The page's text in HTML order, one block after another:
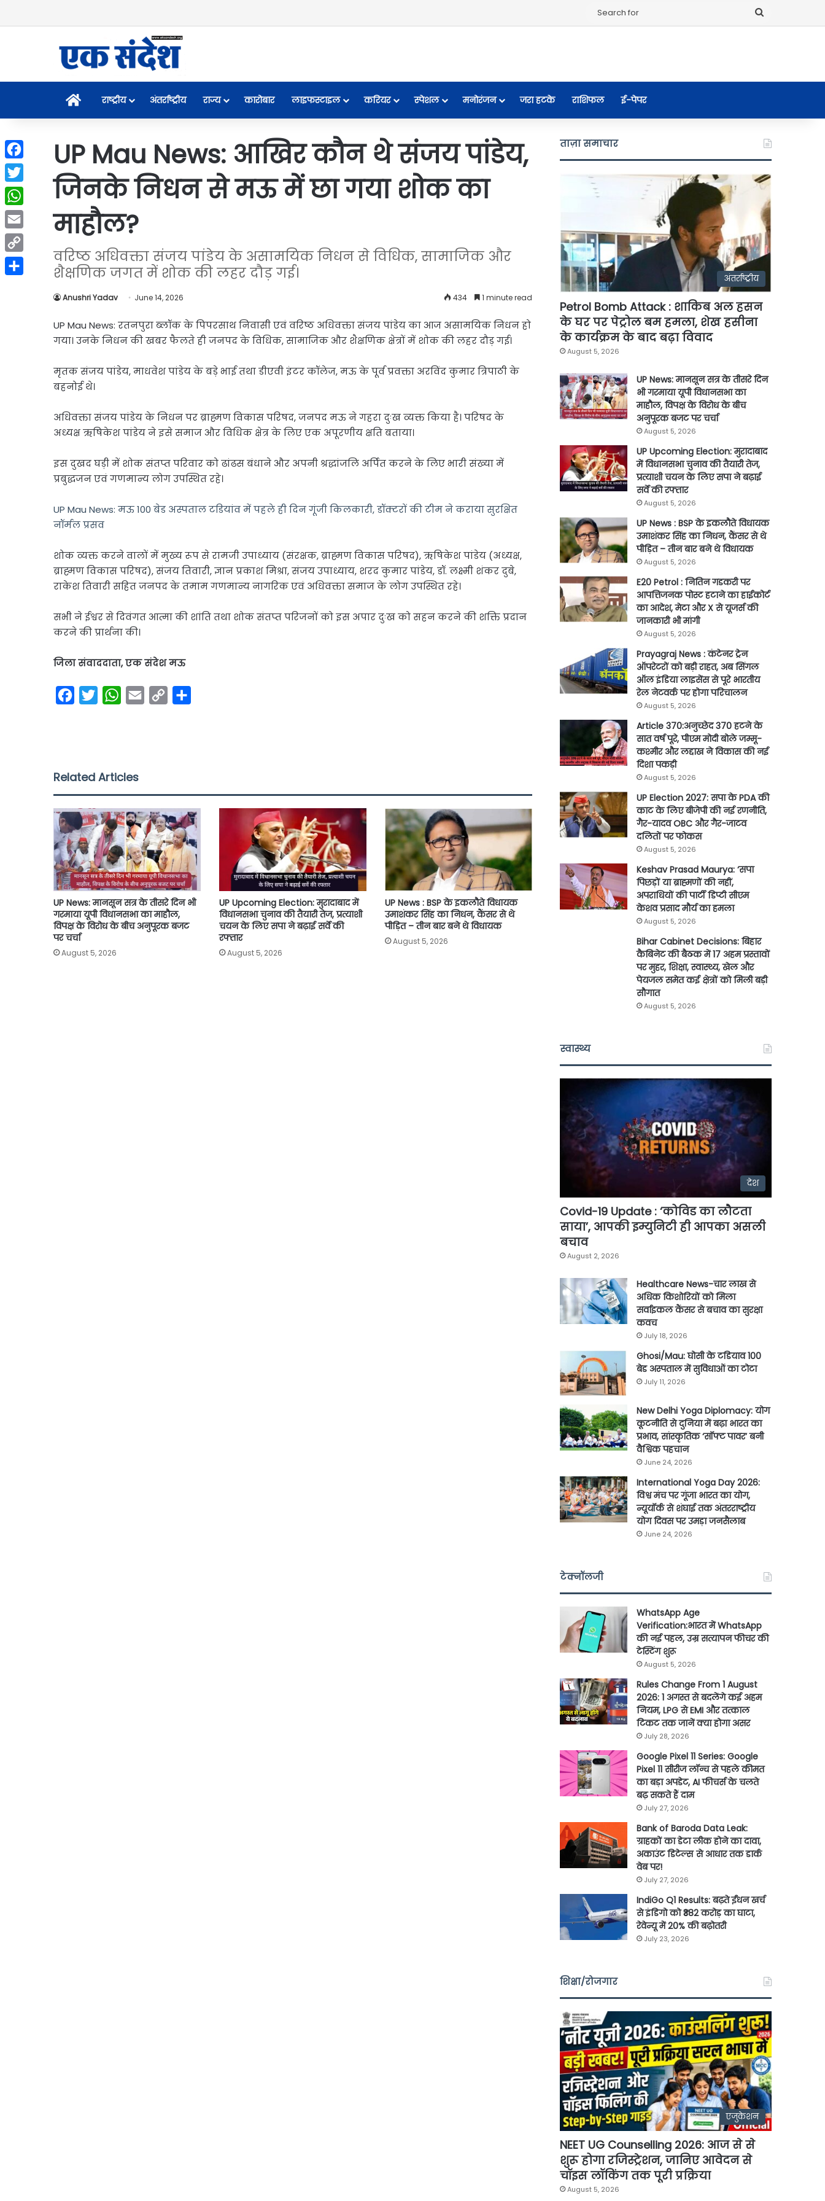
Homeराष्ट्रीय अंतर्राष्ट्रीय राज्य कारोबार लाइफस्टाइल करियर स्पेशल मनोरंजन जरा हटके राशिफल ई-पेपर
UP Mau News: आखिर कौन थे संजय पांडेय,
जिनके निधन से मऊ में छा गया शोक का
माहौल?
वरिष्ठ अधिवक्ता संजय पांडेय के असामयिक निधन से विधिक, सामाजिक और
शैक्षणिक जगत में शोक की लहर दौड़ गई।
Anushri Yadav June 14, 2026 434 1 minute read
UP Mau News: रतनपुरा ब्लॉक के पिपरसाथ निवासी एवं वरिष्ठ अधिवक्ता संजय पांडेय का आज असामयिक निधन हो
गया। उनके निधन की खबर फैलते ही जनपद के विधिक, सामाजिक और शैक्षणिक क्षेत्रों में शोक की लहर दौड़ गई।
मृतक संजय पांडेय, माधवेश पांडेय के बड़े भाई तथा डीएवी इंटर कॉलेज, मऊ के पूर्व प्रवक्ता अरविंद कुमार त्रिपाठी के
बहनोई थे।
अधिवक्ता संजय पांडेय के निधन पर ब्राह्मण विकास परिषद, जनपद मऊ ने गहरा दुःख व्यक्त किया है। परिषद के
अध्यक्ष ऋषिकेश पांडेय ने इसे समाज और विधिक क्षेत्र के लिए एक अपूरणीय क्षति बताया।
इस दुखद घड़ी में शोक संतप्त परिवार को ढांढस बंधाने और अपनी श्रद्धांजलि अर्पित करने के लिए भारी संख्या में
प्रबुद्धजन एवं गणमान्य लोग उपस्थित रहे।
UP Mau News: मऊ 100 बेड अस्पताल टडियांव में पहले ही दिन गूंजी किलकारी, डॉक्टरों की टीम ने कराया सुरक्षित
नॉर्मल प्रसव
शोक व्यक्त करने वालों में मुख्य रूप से रामजी उपाध्याय (संरक्षक, ब्राह्मण विकास परिषद), ऋषिकेश पांडेय (अध्यक्ष,
ब्राह्मण विकास परिषद), संजय तिवारी, ज्ञान प्रकाश मिश्रा, संजय उपाध्याय, शरद कुमार पांडेय, डॉ. लक्ष्मी शंकर दुबे,
राकेश तिवारी सहित जनपद के तमाम गणमान्य नागरिक एवं अधिवक्ता समाज के लोग उपस्थित रहे।
सभी ने ईश्वर से दिवंगत आत्मा की शांति तथा शोक संतप्त परिजनों को इस अपार दुःख को सहन करने की शक्ति प्रदान
करने की प्रार्थना की।
जिला संवाददाता, एक संदेश मऊ
o
r
W
p
p
n
k
Related Articles
UP News: मानसून सत्र के तीसरे दिन भी
गरमाया यूपी विधानसभा का माहौल,
विपक्ष के विरोध के बीच अनुपूरक बजट
पर चर्चा
August 5, 2026
UP Upcoming Election: मुरादाबाद में
विधानसभा चुनाव की तैयारी तेज, प्रत्याशी
चयन के लिए सपा ने बढ़ाई सर्वे की
रफ्तार
August 5, 2026
UP News : BSP के इकलौते विधायक
उमाशंकर सिंह का निधन, कैंसर से थे
पीड़ित – तीन बार बने थे विधायक
August 5, 2026
ताज़ा समाचार
अंतर्राष्ट्रीय
Petrol Bomb Attack : शाकिब अल हसन
के घर पर पेट्रोल बम हमला, शेख हसीना
के कार्यक्रम के बाद बढ़ा विवाद
August 5, 2026
UP News: मानसून सत्र के तीसरे दिन
भी गरमाया यूपी विधानसभा का
माहौल, विपक्ष के विरोध के बीच
अनुपूरक बजट पर चर्चा
August 5, 2026
UP Upcoming Election: मुरादाबाद
में विधानसभा चुनाव की तैयारी तेज,
प्रत्याशी चयन के लिए सपा ने बढ़ाई
सर्वे की रफ्तार
August 5, 2026
UP News : BSP के इकलौते विधायक
उमाशंकर सिंह का निधन, कैंसर से थे
पीड़ित – तीन बार बने थे विधायक
August 5, 2026
E20 Petrol : नितिन गडकरी पर
आपत्तिजनक पोस्ट हटाने का हाईकोर्ट
का आदेश, मेटा और X से यूजर्स की
जानकारी भी मांगी
August 5, 2026
Prayagraj News : कंटेनर ट्रेन
ऑपरेटरों को बड़ी राहत, अब सिंगल
ऑल इंडिया लाइसेंस से पूरे भारतीय
रेल नेटवर्क पर होगा परिचालन
August 5, 2026
Article 370:अनुच्छेद 370 हटने के
सात वर्ष पूरे, पीएम मोदी बोले जम्मू-
कश्मीर और लद्दाख ने विकास की नई
दिशा पकड़ी
August 5, 2026
UP Election 2027: सपा के PDA की
काट के लिए बीजेपी की नई रणनीति,
गैर-यादव OBC और गैर-जाटव
दलितों पर फोकस
August 5, 2026
Keshav Prasad Maurya: ‘सपा
पिछड़ों या ब्राह्मणों की नहीं,
अपराधियों की पार्टी डिप्टी सीएम
केशव प्रसाद मौर्य का हमला
August 5, 2026
Bihar Cabinet Decisions: बिहार
कैबिनेट की बैठक में 17 अहम प्रस्तावों
पर मुहर, शिक्षा, स्वास्थ्य, खेल और
पेयजल समेत कई क्षेत्रों को मिली बड़ी
सौगात
August 5, 2026
स्वास्थ्य
देश
Covid-19 Update : ‘कोविड का लौटता
साया’, आपकी इम्युनिटी ही आपका असली
बचाव
August 2, 2026
Healthcare News-चार लाख से
अधिक किशोरियों को मिला
सर्वाइकल कैंसर से बचाव का सुरक्षा
कवच
July 18, 2026
Ghosi/Mau: घोसी के टडियाव 100
बेड अस्पताल में सुविधाओं का टोटा
July 11, 2026
New Delhi Yoga Diplomacy: योग
कूटनीति से दुनिया में बढ़ा भारत का
प्रभाव, सांस्कृतिक ‘सॉफ्ट पावर’ बनी
वैश्विक पहचान
June 24, 2026
International Yoga Day 2026:
विश्व मंच पर गूंजा भारत का योग,
न्यूयॉर्क से शंघाई तक अंतरराष्ट्रीय
योग दिवस पर उमड़ा जनसैलाब
June 24, 2026
टेक्नॉलजी
WhatsApp Age
Verification:भारत में WhatsApp
की नई पहल, उम्र सत्यापन फीचर की
टेस्टिंग शुरू
August 5, 2026
Rules Change From 1 August
2026: 1 अगस्त से बदलेंगे कई अहम
नियम, LPG से EMI और तत्काल
टिकट तक जानें क्या होगा असर
July 28, 2026
Google Pixel 11 Series: Google
Pixel 11 सीरीज लॉन्च से पहले कीमत
का बड़ा अपडेट, AI फीचर्स के चलते
बढ़ सकते हैं दाम
July 27, 2026
Bank of Baroda Data Leak:
ग्राहकों का डेटा लीक होने का दावा,
अकाउंट डिटेल्स से आधार तक डार्क
वेब पर!
July 27, 2026
IndiGo Q1 Results: बढ़ते ईंधन खर्च
से इंडिगो को ₹382 करोड़ का घाटा,
रेवेन्यू में 20% की बढ़ोतरी
July 23, 2026
शिक्षा/रोजगार
एजुकेशन
NEET UG Counselling 2026: आज से से
शुरू होगा रजिस्ट्रेशन, जानिए आवेदन से
चॉइस लॉकिंग तक पूरी प्रक्रिया
August 5, 2026
Facebook
Twitter
WhatsApp
Email
Copy
Link